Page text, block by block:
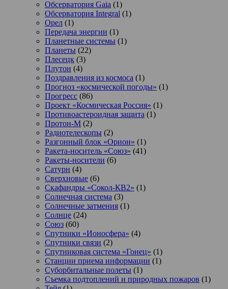
Обсерватория Gaia (1)
Обсерватория Integral (1)
Орел (1)
Передача энергии (1)
Планетные системы (1)
Планеты (22)
Плесецк (3)
Плутон (4)
Поздравления из космоса (1)
Прогноз «космической погоды» (1)
Прогресс (86)
Проект «Космическая Россия» (1)
Противоастероидная защита (1)
Протон-М (2)
Радиотелескопы (2)
Разгонный блок «Орион» (1)
Ракета-носитель «Союз» (41)
Ракеты-носители (6)
Сатурн (4)
Сверхновые (6)
Скафандры «Сокол-КВ2» (1)
Солнечная система (3)
Солнечные затмения (1)
Солнце (24)
Союз (60)
Спутники «Ионосфера» (4)
Спутники связи (2)
Спутниковая система «Гонец» (1)
Станции приема информации (1)
Суборбитальные полеты (1)
Съемка подтоплений и природных пожаров (1)